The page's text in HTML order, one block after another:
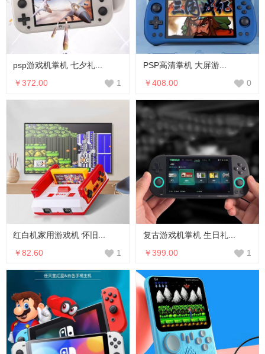
psp游戏机掌机 七夕礼...
￥372.00
1
PSP高清掌机 大屏游...
￥408.00
0
红白机家用游戏机 怀旧...
￥82.60
1
复古游戏机掌机 生日礼...
￥399.00
1